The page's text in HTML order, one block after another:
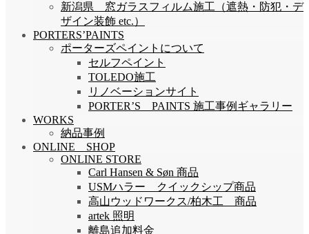
新潟県 窓ガラスフィルム施工（遮熱・防犯・デ
ザイン装飾 etc.）
PORTERS’PAINTS
ポーターズペイントについて
セルフペイント
TOLEDO施工
リノベーションサイト
PORTER’S PAINTS 施工事例ギャラリー
WORKS
納品事例
ONLINE SHOP
ONLINE STORE
Carl Hansen & Søn 商品
USMハラー クイックシップ商品
高山ウッドワークス/柏木工 商品
artek 照明
離島追加料金